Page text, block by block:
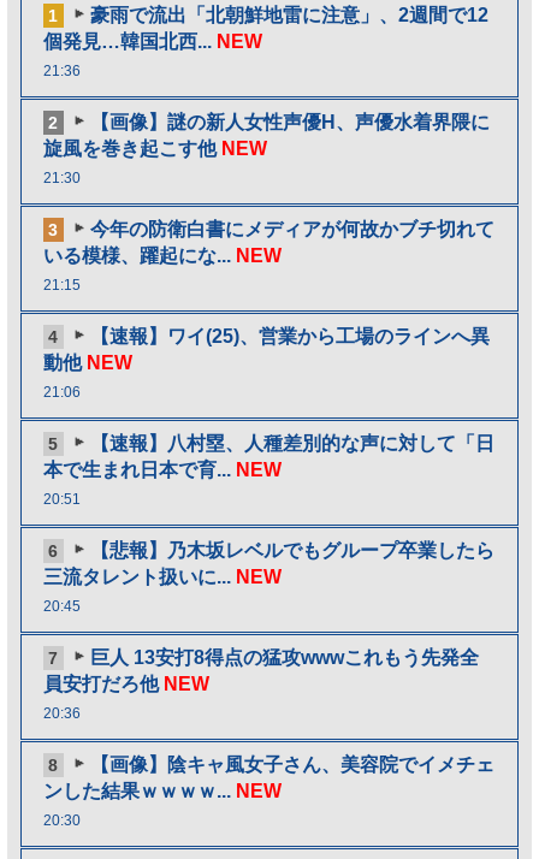
1
豪雨で流出「北朝鮮地雷に注意」、2週間で12
個発見…韓国北西... NEW
21:36
2
【画像】謎の新人女性声優H、声優水着界隈に
旋風を巻き起こす他 NEW
21:30
3
今年の防衛白書にメディアが何故かブチ切れて
いる模様、躍起にな... NEW
21:15
4
【速報】ワイ(25)、営業から工場のラインへ異
動他 NEW
21:06
5
【速報】八村塁、人種差別的な声に対して「日
本で生まれ日本で育... NEW
20:51
6
【悲報】乃木坂レベルでもグループ卒業したら
三流タレント扱いに... NEW
20:45
7
巨人 13安打8得点の猛攻wwwこれもう先発全
員安打だろ他 NEW
20:36
8
【画像】陰キャ風女子さん、美容院でイメチェ
ンした結果ｗｗｗｗ... NEW
20:30